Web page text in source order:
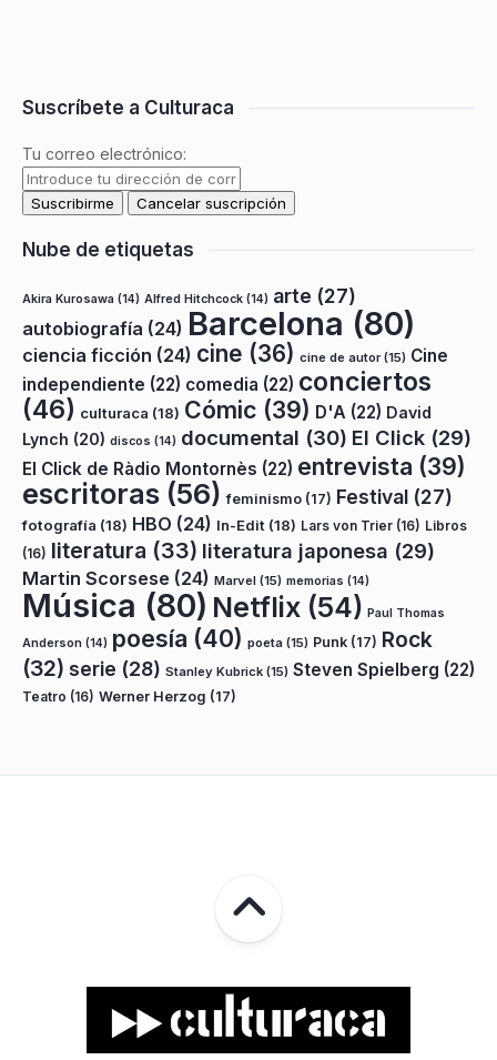
Suscríbete a Culturaca
Tu correo electrónico:
Nube de etiquetas
Akira Kurosawa (14) Alfred Hitchcock (14) arte (27)
autobiografía (24) Barcelona (80)
ciencia ficción (24) cine (36) cine de autor(15) Cine
independiente (22) comedia (22) conciertos
(46) culturaca (18) Cómic (39) D'A (22) David
Lynch (20) discos (14) documental (30) El Click (29)
El Click de Ràdio Montornès (22) entrevista (39)
escritoras (56) feminismo (17) Festival (27)
fotografía (18) HBO (24) In-Edit (18) Lars von Trier (16) Libros
(16) literatura (33) literatura japonesa (29)
Martin Scorsese (24) Marvel (15) memorias (14)
Música (80) Netflix (54) Paul Thomas
Anderson (14) poesía (40) poeta (15) Punk (17) Rock
(32) serie (28) Stanley Kubrick (15) Steven Spielberg (22)
Teatro (16) Werner Herzog (17)